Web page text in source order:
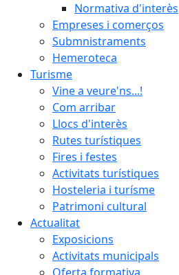
Normativa d'interès
Empreses i comerços
Submnistraments
Hemeroteca
Turisme
Vine a veure'ns...!
Com arribar
Llocs d'interès
Rutes turístiques
Fires i festes
Activitats turístiques
Hosteleria i turísme
Patrimoni cultural
Actualitat
Exposicions
Activitats municipals